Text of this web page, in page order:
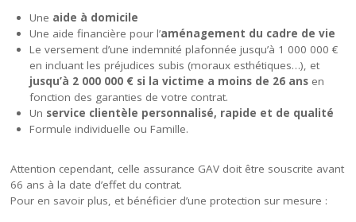
Une aide à domicile
Une aide financière pour l’aménagement du cadre de vie
Le versement d’une indemnité plafonnée jusqu’à 1 000 000 €
en incluant les préjudices subis (moraux esthétiques…), et
jusqu’à 2 000 000 € si la victime a moins de 26 ans en
fonction des garanties de votre contrat.
Un service clientèle personnalisé, rapide et de qualité
Formule individuelle ou Famille.
Attention cependant, celle assurance GAV doit être souscrite avant
66 ans à la date d’effet du contrat.
Pour en savoir plus, et bénéficier d’une protection sur mesure :